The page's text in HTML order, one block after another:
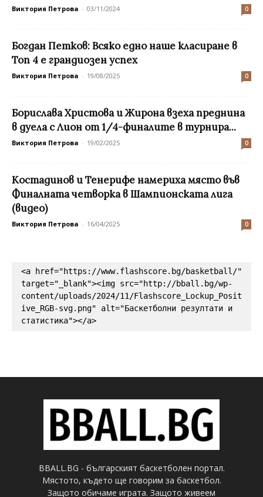
Виктория Петрова - 03/11/2024 0
Богдан Петков: Всяко едно наше класиране в
Топ 4 е грандиозен успех
Виктория Петрова - 19/08/2025 0
Борислава Христова и Жирона взеха преднина
в дуела с Лион от 1/4-финалите в турнира...
Виктория Петрова - 19/02/2025 0
Костадинов и Тенерифе намериха място във
Финалната четворка в Шампионската лига
(видео)
Виктория Петрова - 16/04/2025 0
<a href="https://www.flashscore.bg/basketball/"
target="_blank"><img src="http://bball.bg/wp-
content/uploads/2024/11/Flashscore_Lockup_Posit
ive_RGB-svg.png" alt="Баскетболни резултати и
статистика"></a>
BBALL.BG - българският баскетболен портал.
Мястото, където ще говорим за баскетбол.
Защото обичаме играта. Защото живеем